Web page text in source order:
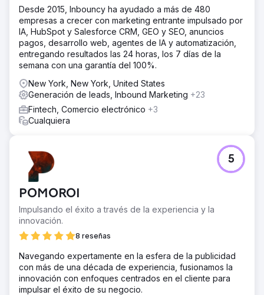
Desde 2015, Inbouncy ha ayudado a más de 480
empresas a crecer con marketing entrante impulsado por
IA, HubSpot y Salesforce CRM, GEO y SEO, anuncios
pagos, desarrollo web, agentes de IA y automatización,
entregando resultados las 24 horas, los 7 días de la
semana con una garantía del 100%.
New York, New York, United States
Generación de leads, Inbound Marketing +23
Fintech, Comercio electrónico +3
Cualquiera
POMOROI
Impulsando el éxito a través de la experiencia y la
innovación.
8 reseñas
5
Navegando expertamente en la esfera de la publicidad
con más de una década de experiencia, fusionamos la
innovación con enfoques centrados en el cliente para
impulsar el éxito de su negocio.